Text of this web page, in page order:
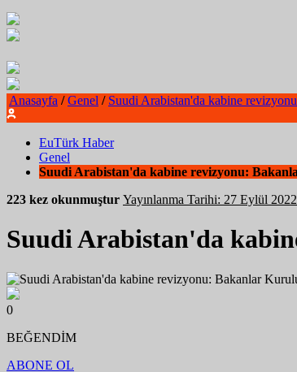
Anasayfa / Genel / Suudi Arabistan'da kabine
EuTürk Haber
Genel
Suudi Arabistan'da kabine revizyonu:
223 kez okunmuştur Yayınlanma Tarihi: 27 Eylül
Suudi Arabistan'da
0
BEĞENDİM
ABONE OL